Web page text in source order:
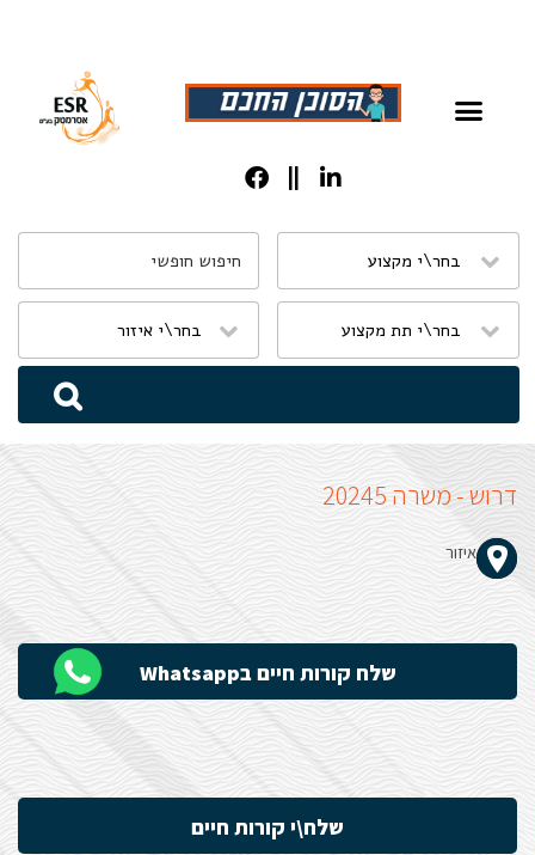
מֻפְעֶלֶת
מַעֲרֶכֶת
נָגִישׁ
בִּקְלִיק
לִנְגִישׁוּת
הָאֲתָר.
דרוש - משרה 20245
איזור
שלח קורות חיים בWhatsapp
שלח\י קורות חיים